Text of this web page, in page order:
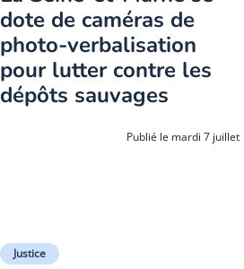
dote de caméras de
photo-verbalisation
pour lutter contre les
dépôts sauvages
Publié le mardi 7 juillet
Justice